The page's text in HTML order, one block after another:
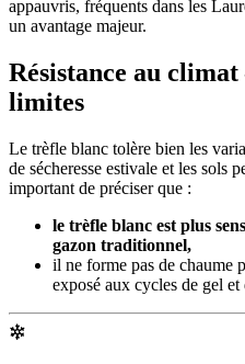
appauvris, fréquents dans les
un avantage majeur.
Résistance au
limites
Le trèfle blanc tolère bien les
de sécheresse estivale et les sols
important de préciser que :
le trèfle blanc est plus
gazon traditionnel,
il ne forme pas de chaume
exposé aux cycles de gel et